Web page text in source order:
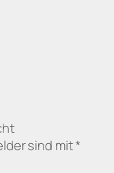
sind mit*